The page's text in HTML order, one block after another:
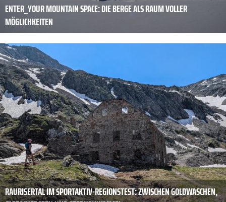
ENTER_YOUR MOUNTAIN SPACE: DIE BERGE ALS RAUM VOLLER
MÖGLICHKEITEN
RAURISERTAL IM SPORTAKTIV-REGIONSTEST: ZWISCHEN GOLDWASCHEN,